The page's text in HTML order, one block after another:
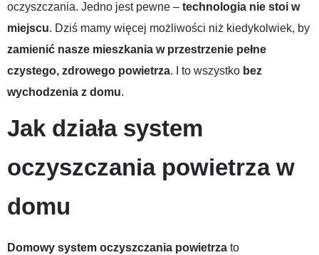
oczyszczania. Jedno jest pewne – technologia nie stoi w
miejscu. Dziś mamy więcej możliwości niż kiedykolwiek, by
zamienić nasze mieszkania w przestrzenie pełne
czystego, zdrowego powietrza. I to wszystko bez
wychodzenia z domu.
Jak działa system
oczyszczania powietrza w
domu
Domowy system oczyszczania powietrza to